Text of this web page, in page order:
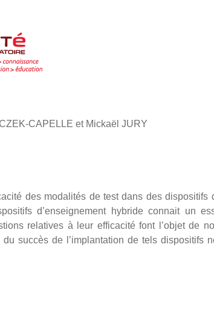
CAPELLE et Mickaël JURY
des modalités de test dans des dispositifs
d’enseignement hybride connait un
relatives à leur efficacité font l’objet de
succès de l’implantation de tels dispositifs